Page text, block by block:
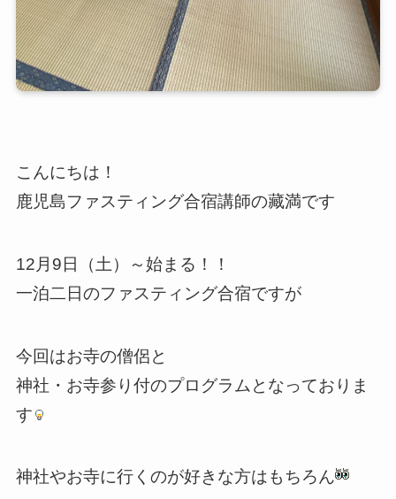
こんにちは！
鹿児島ファスティング合宿講師の藏満です
12月9日（土）～始まる！！
一泊二日のファスティング合宿ですが
今回はお寺の僧侶と
神社・お寺参り付のプログラムとなっておりま
す
神社やお寺に行くのが好きな方はもちろん